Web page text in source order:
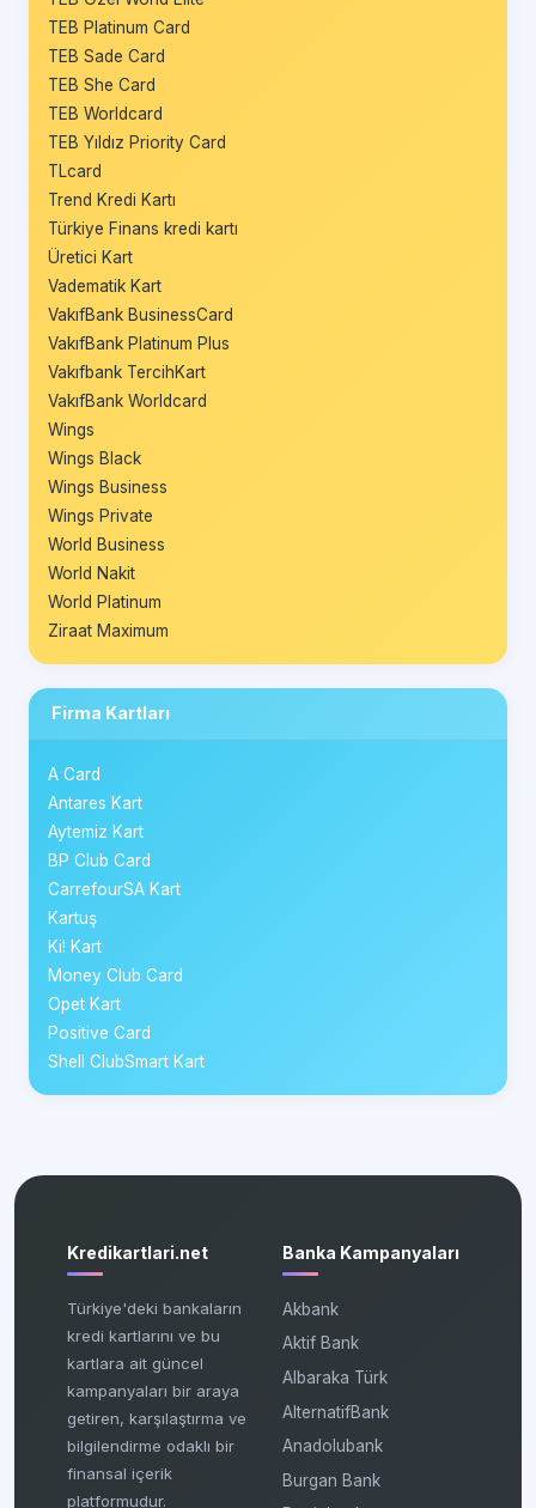
TEB Platinum Card
TEB Sade Card
TEB She Card
TEB Worldcard
TEB Yıldız Priority Card
TLcard
Trend Kredi Kartı
Türkiye Finans kredi kartı
Üretici Kart
Vadematik Kart
VakıfBank BusinessCard
VakıfBank Platinum Plus
Vakıfbank TercihKart
VakıfBank Worldcard
Wings
Wings Black
Wings Business
Wings Private
World Business
World Nakit
World Platinum
Ziraat Maximum
Firma Kartları
A Card
Antares Kart
Aytemiz Kart
BP Club Card
CarrefourSA Kart
Kartuş
Ki! Kart
Money Club Card
Opet Kart
Positive Card
Shell ClubSmart Kart
Kredikartlari.net
Türkiye'deki bankaların
kredi kartlarını ve bu
kartlara ait güncel
kampanyaları bir araya
getiren, karşılaştırma ve
bilgilendirme odaklı bir
finansal içerik
platformudur.
Banka Kampanyaları
Akbank
Aktif Bank
Albaraka Türk
AlternatifBank
Anadolubank
Burgan Bank